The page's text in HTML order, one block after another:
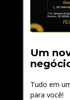
Um
Tudo em
para você!